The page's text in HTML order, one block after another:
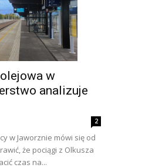
w
analizuje
2
w Jaworznie mówi się od
że pociągi z Olkusza
czas na...